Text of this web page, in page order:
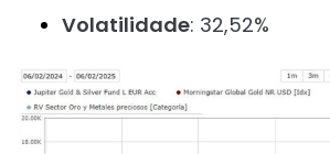
Volatilidade: 32,52%